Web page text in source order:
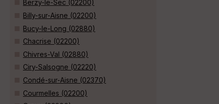
Berzy-le-Sec (02200)
Billy-sur-Aisne (02200)
Bucy-le-Long (02880)
Chacrise (02200)
Chivres-Val (02880)
Ciry-Salsogne (02220)
Condé-sur-Aisne (02370)
Courmelles (02200)